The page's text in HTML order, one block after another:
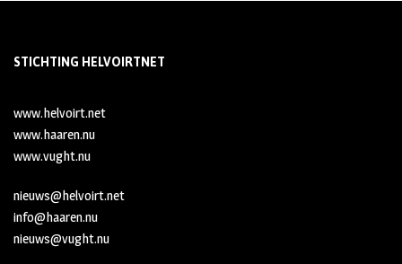
STICHTING HELVOIRTNET
www.helvoirt.net
www.haaren.nu
www.vught.nu
nieuws@helvoirt.net
info@haaren.nu
nieuws@vught.nu